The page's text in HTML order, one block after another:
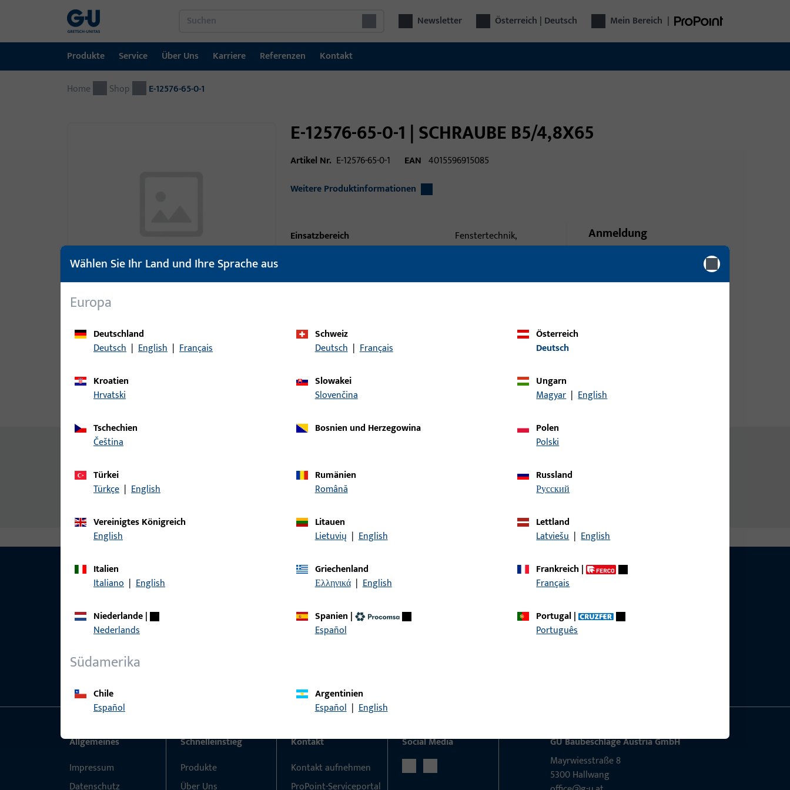
Newsletter Österreich | Deutsch Mein Bereich |
Produkte
Produkte
Service
Service
Über Uns
Über Uns
Karriere
Karriere
Referenzen
Referenzen
Kontakt
Kontakt
Home Shop E-12576-65-0-1
E-12576-65-0-1 | SCHRAUBE B5/4,8X65
Artikel Nr. E-12576-65-0-1 EAN 4015596915085
Weitere Produktinformationen
Einsatzbereich
Fenstertechnik,
Türtechnik
Verpackungseinheit
Anmeldung
Bitte melden Sie sich mit Ihren
Allgemeine Informationen
Senkblechschraube
KONTAKT
Wir helfen Ihnen gern!
Haben Sie Fragen oder wünschen Sie persönliche Beratung?
Wir sind gerne für Sie da – schnell, kompetent und zuverlässig.
Wählen Sie Ihr Land und Ihre Sprache aus
Europa
Deutschland
Deutsch | English | Français
Schweiz
Deutsch | Français
Österreich
Deutsch
Kroatien
Hrvatski
Slowakei
Slovenčina
Ungarn
Magyar | English
Tschechien
čeština
Bosnien und Herzegowina
Polen
Polski
Türkei
Türkçe | English
Rumänien
Română
Russland
русский
Vereinigtes Königreich
English
Litauen
Lietuvių | English
Lettland
Latviešu | English
Italien
Italiano | English
Griechenland
Ελληνικά | English
Frankreich|
Français
Niederlande|
Nederlands
Spanien |
Español
Portugal|
Português
Südamerika
Chile
Español
Argentinien
Español | English
Allgemeines
Impressum
Datenschutz
Schnelleinstieg
Produkte
Über Uns
Kontakt
Kontakt aufnehmen
ProPoint-Serviceportal
Social Media
GU Baubeschläge Aus­tria GmbH
Mayrwies­straße 8
5300 Hall­wang